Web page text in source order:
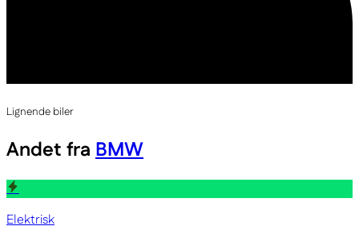
Lignende biler
Andet fra BMW
Elektrisk